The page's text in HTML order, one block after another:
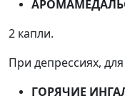
2 капли.
При депрессиях,
ГОРЯЧИЕ